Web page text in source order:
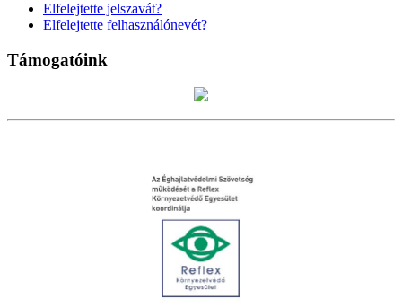
Elfelejtette jelszavát?
Elfelejtette felhasználónevét?
Támogatóink